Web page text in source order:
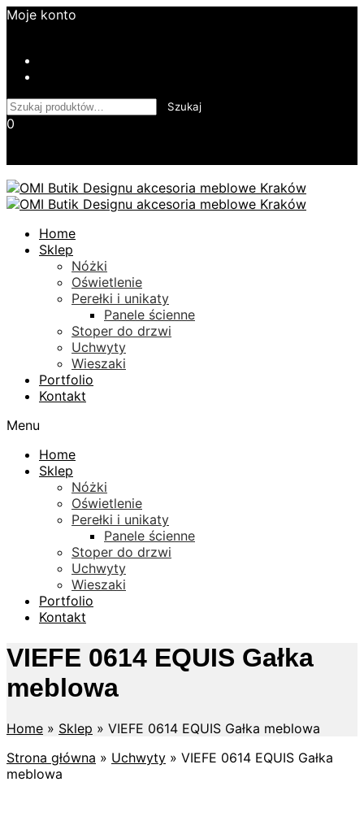
Moje konto
Szukaj:
Szukaj
0
Skip
Home
Sklep
Nóżki
Oświetlenie
Perełki i unikaty
Panele ścienne
Stoper do drzwi
Uchwyty
Wieszaki
Portfolio
Kontakt
Menu
Home
Sklep
Nóżki
Oświetlenie
Perełki i unikaty
Panele ścienne
Stoper do drzwi
Uchwyty
Wieszaki
Portfolio
Kontakt
VIEFE 0614 EQUIS Gałka
meblowa
Home » Sklep » VIEFE 0614 EQUIS Gałka meblowa
Strona główna » Uchwyty » VIEFE 0614 EQUIS Gałka
meblowa